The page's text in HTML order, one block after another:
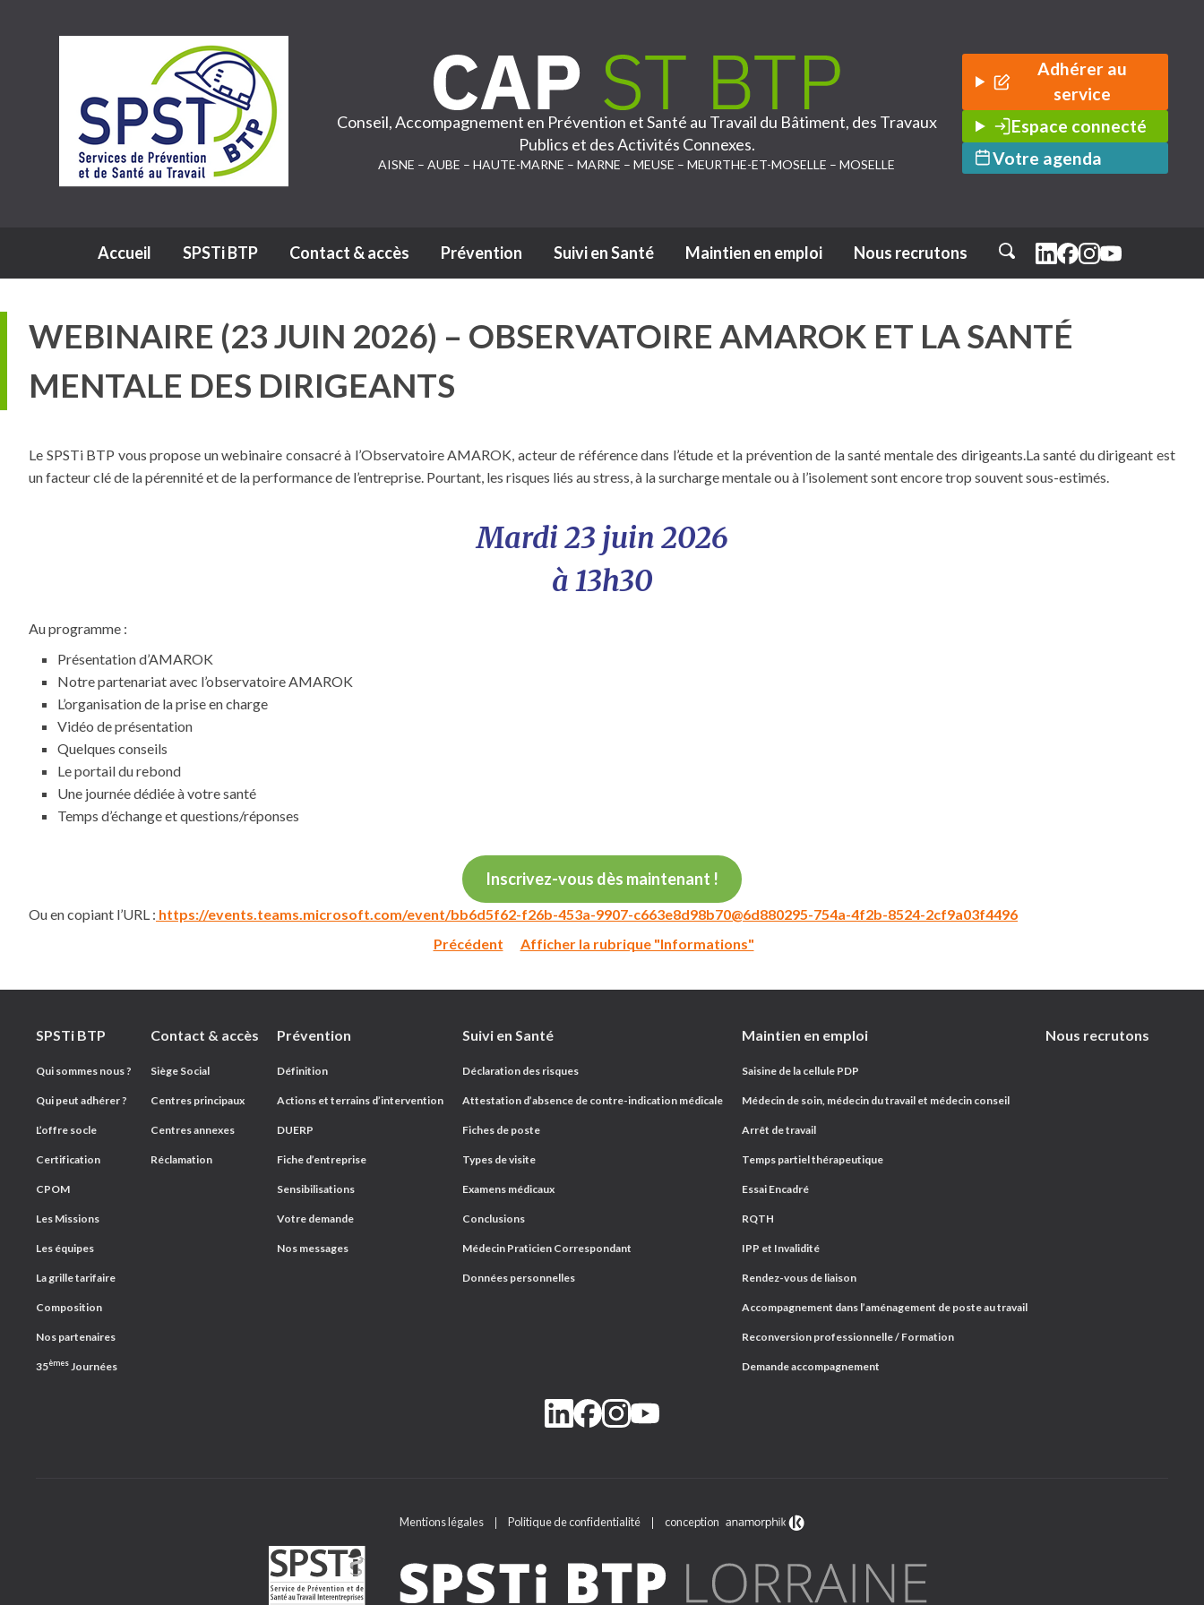
Conseil, Accompagnement en Prévention et Santé au Travail du Bâtiment, des Travaux
Publics et des Activités Connexes.
AISNE – AUBE – HAUTE-MARNE – MARNE – MEUSE – MEURTHE-ET-MOSELLE – MOSELLE
Adhérer au
service
Espace connecté
Votre agenda
Navigation principale
Passer au contenu
Accueil SPSTi BTP Contact & accès Prévention Suivi en Santé Maintien en emploi
Nous recrutons
Rechercher
WEBINAIRE (23 JUIN 2026) – OBSERVATOIRE AMAROK ET LA SANTÉ
MENTALE DES DIRIGEANTS
Le SPSTi BTP vous propose un webinaire consacré à l’Observatoire AMAROK, acteur de référence dans l’étude et la prévention de la santé mentale des dirigeants.La santé du dirigeant est
un facteur clé de la pérennité et de la performance de l’entreprise. Pourtant, les risques liés au stress, à la surcharge mentale ou à l’isolement sont encore trop souvent sous-estimés.
Mardi 23 juin 2026
à 13h30
Au programme :
Présentation d’AMAROK
Notre partenariat avec l’observatoire AMAROK
L’organisation de la prise en charge
Vidéo de présentation
Quelques conseils
Le portail du rebond
Une journée dédiée à votre santé
Temps d’échange et questions/réponses
Inscrivez-vous dès maintenant !
Ou en copiant l’URL : https://events.teams.microsoft.com/event/bb6d5f62-f26b-453a-9907-c663e8d98b70@6d880295-754a-4f2b-8524-2cf9a03f4496
Précédent
Afficher la rubrique "Informations"
Plan du site
SPSTi BTP
Qui sommes nous ?
Qui peut adhérer ?
L’offre socle
Certification
CPOM
Les Missions
Les équipes
La grille tarifaire
Composition
Nos partenaires
35èmes Journées
Contact & accès
Siège Social
Centres principaux
Centres annexes
Réclamation
Prévention
Définition
Actions et terrains d’intervention
DUERP
Fiche d’entreprise
Sensibilisations
Votre demande
Nos messages
Suivi en Santé
Déclaration des risques
Attestation d’absence de contre-indication médicale
Fiches de poste
Types de visite
Examens médicaux
Conclusions
Médecin Praticien Correspondant
Données personnelles
Maintien en emploi
Saisine de la cellule PDP
Médecin de soin, médecin du travail et médecin conseil
Arrêt de travail
Temps partiel thérapeutique
Essai Encadré
RQTH
IPP et Invalidité
Rendez-vous de liaison
Accompagnement dans l’aménagement de poste au travail
Reconversion professionnelle / Formation
Demande accompagnement
Nous recrutons
Mentions légales Politique de confidentialité conception